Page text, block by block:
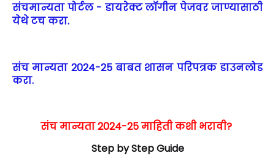
संचमान्यता पोर्टल - डायरेक्ट लॉगीन पेजवर जाण्यासाठी
येथे टच करा.
संच मान्यता 2024-25 बाबत शासन परिपत्रक डाउनलोड
करा.
संच मान्यता 2024-25 माहिती कशी भरावी?
Step by Step Guide